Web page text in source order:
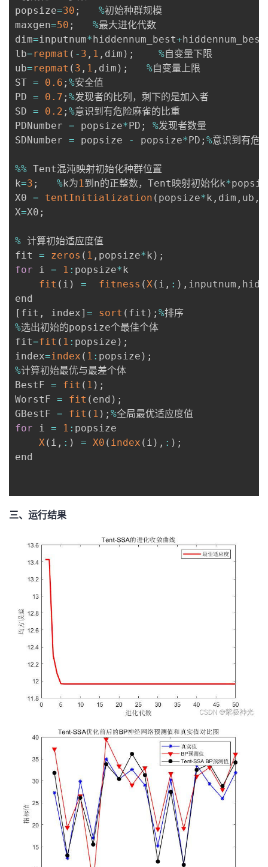
popsize=30 ; %初始种群规模
maxgen=50 ; %最大进化代数
dim=inputnum*hiddennum_best+hiddennum_best
lb=repmat ( - 3 , 1 , dim ) ; %自变量下限
ub=repmat ( 3 , 1 , dim ) ; %自变量上限
ST = 0.6 ; %安全值
PD = 0.7 ; %发现者的比列，剩下的是加入者
SD = 0.2 ; %意识到有危险麻雀的比重
PDNumber = popsize*PD ; %发现者数量
SDNumber = popsize - popsize*PD ; %意识到有危
%% Tent混沌映射初始化种群位置
k=3 ; %k为1到n的正整数，Tent映射初始化k*
X0 = tentInitialization ( popsize*k , dim , ub ,
X=X0 ;
% 计算初始适应度值
fit = zeros ( 1 , popsize*k ) ;
for i = 1 : popsize*k
fit ( i ) = fitness (X( i , : ) , inputnum ,
[ fit , index] = sort ( fit ) ; %
%选出初始的popsize个最佳个体
fit=fit ( 1 : popsize ) ;
index=index ( 1 : popsize ) ;
%计算初始最优与最差个体
BestF = fit ( 1 ) ;
WorstF = fit ( end ) ;
GBestF = fit ( 1 ) ; %
for i = 1 : popsize
X( i , : ) = X0 ( index ( i ) , : ) ;
end
三、运行结果